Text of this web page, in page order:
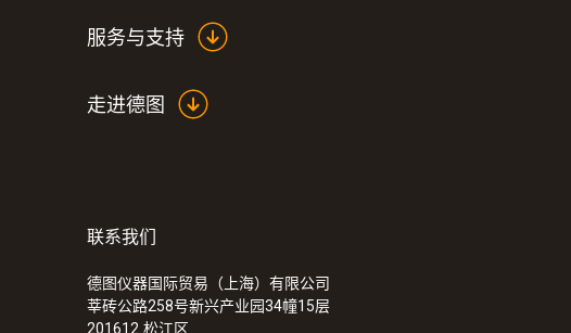
:0560 0460
服务与支持
走进德图
联系我们
德图仪器国际贸易（上海）有限公司
莘砖公路258号新兴产业园34幢15层
201612 松江区